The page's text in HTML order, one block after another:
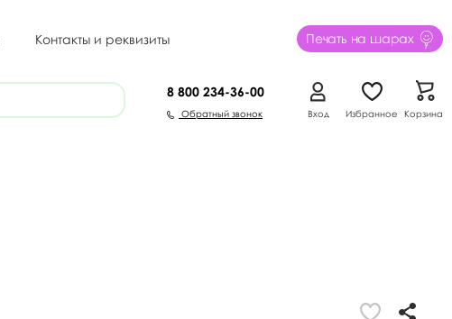
Контакты и реквизиты Печать на шарах
8 800 234-36-00
Обратный звонок Вход Избранное Корзина